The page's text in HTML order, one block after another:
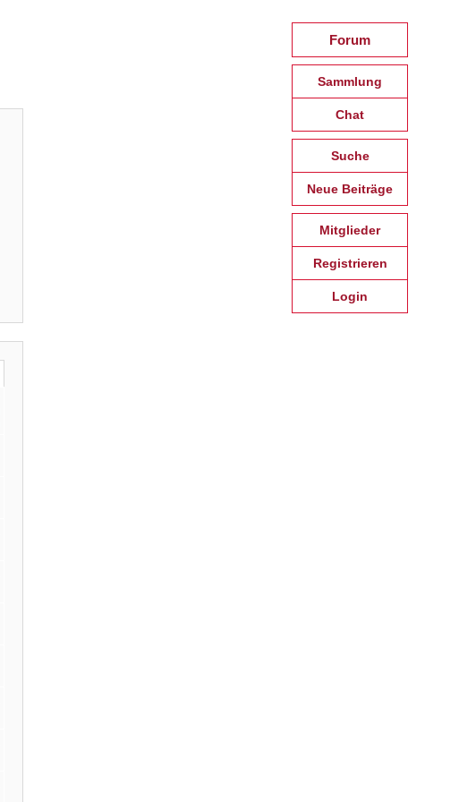
Forum
Sammlung
Chat
Suche
Neue Beiträge
Mitglieder
Registrieren
Login